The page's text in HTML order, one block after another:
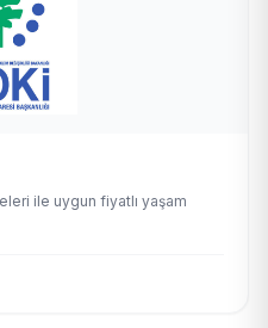
ile uygun fiyatlı yaşam